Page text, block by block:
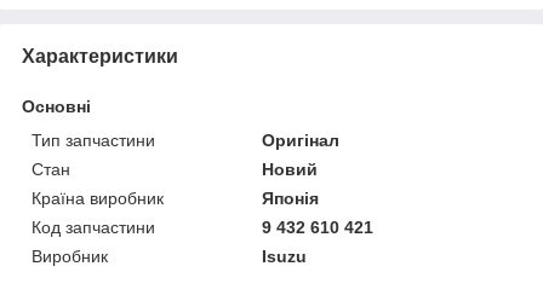
Характеристики
Основні
Тип запчастини
Оригінал
Стан
Новий
Країна виробник
Японія
Код запчастини
9 432 610 421
Виробник
Isuzu